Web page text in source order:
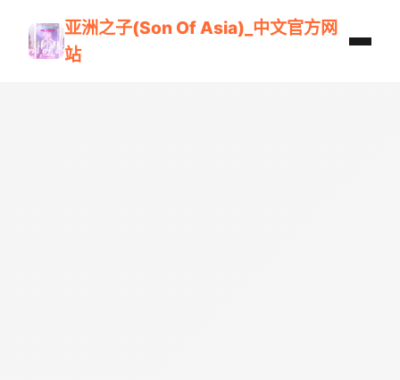
亚洲之子(Son Of Asia)_中文官方网
站